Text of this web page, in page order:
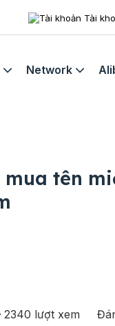
Tài
Network
tên
2340 lượt xem